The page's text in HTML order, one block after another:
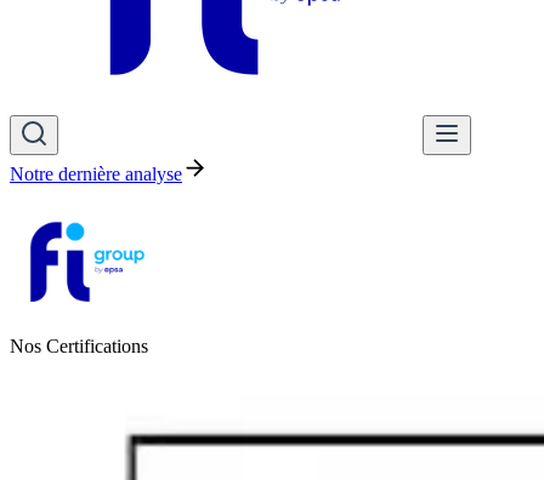
Notre dernière analyse
Nos Certifications